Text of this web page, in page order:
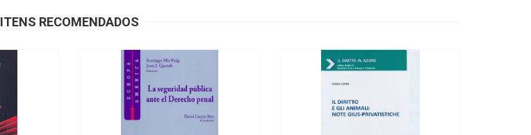
ITENS RECOMENDADOS